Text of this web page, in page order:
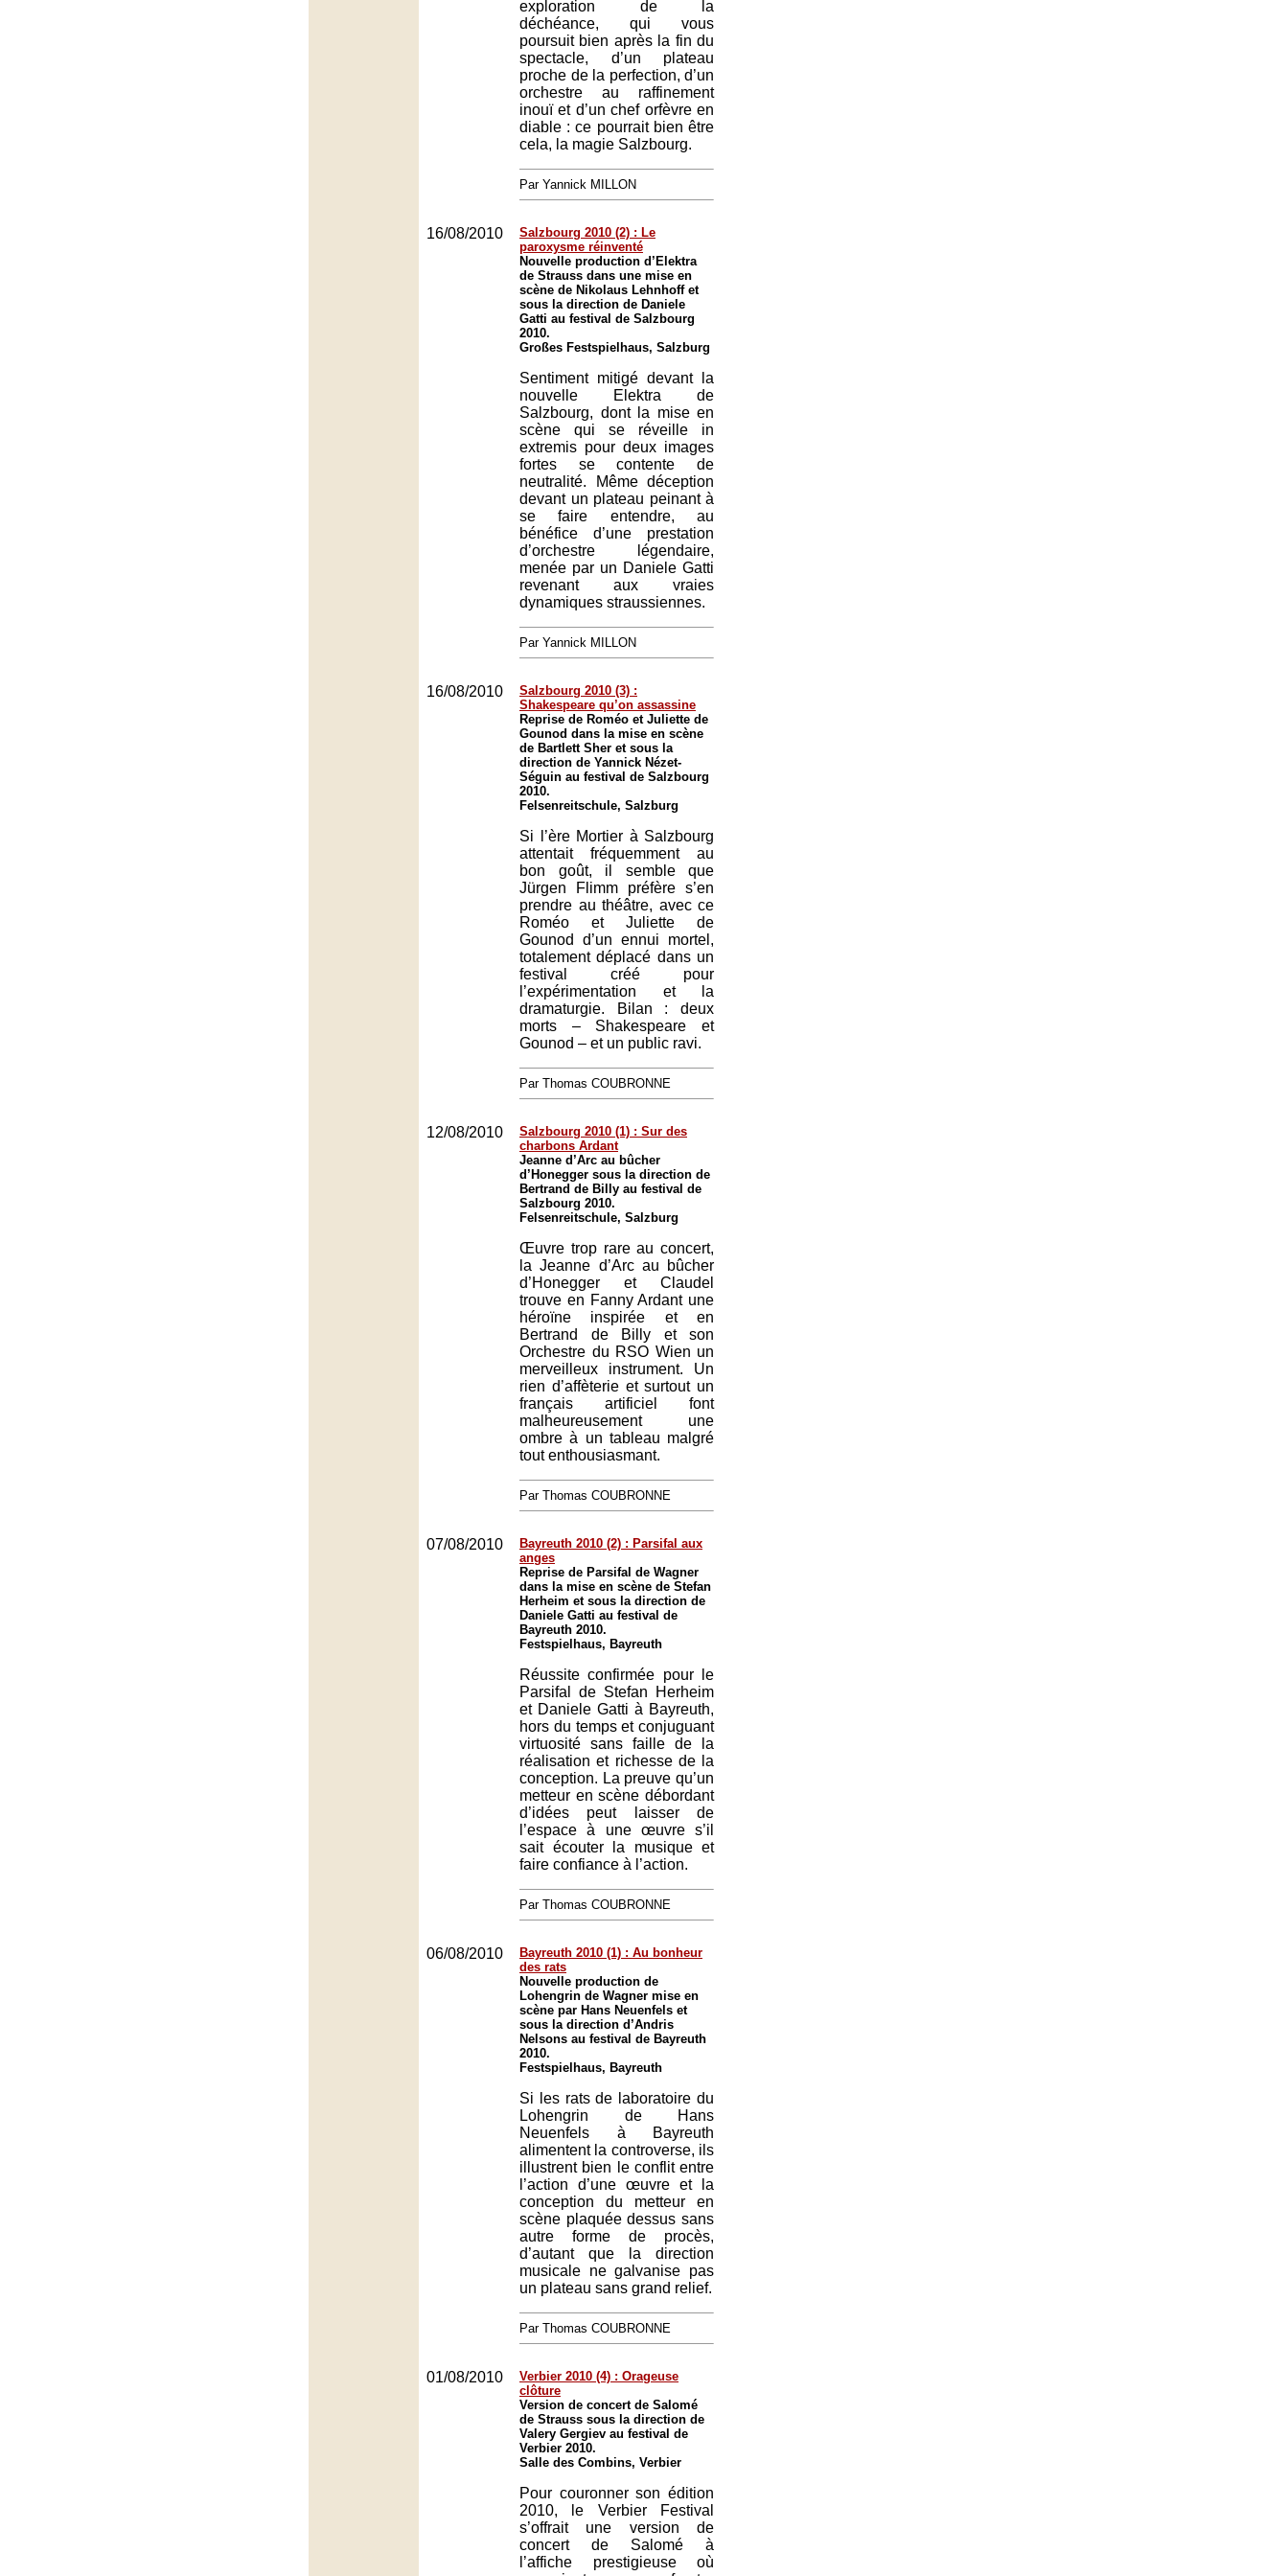
exploration de la
déchéance, qui vous
poursuit bien après la fin du
spectacle, d’un plateau
proche de la perfection, d’un
orchestre au raffinement
inouï et d’un chef orfèvre en
diable : ce pourrait bien être
cela, la magie Salzbourg.
Par Yannick MILLON
16/08/2010
Salzbourg 2010 (2) : Le
paroxysme réinventé
Nouvelle production d’Elektra
de Strauss dans une mise en
scène de Nikolaus Lehnhoff et
sous la direction de Daniele
Gatti au festival de Salzbourg
2010.
Großes Festspielhaus, Salzburg
Sentiment mitigé devant la
nouvelle Elektra de
Salzbourg, dont la mise en
scène qui se réveille in
extremis pour deux images
fortes se contente de
neutralité. Même déception
devant un plateau peinant à
se faire entendre, au
bénéfice d’une prestation
d’orchestre légendaire,
menée par un Daniele Gatti
revenant aux vraies
dynamiques straussiennes.
Par Yannick MILLON
16/08/2010
Salzbourg 2010 (3) :
Shakespeare qu’on assassine
Reprise de Roméo et Juliette de
Gounod dans la mise en scène
de Bartlett Sher et sous la
direction de Yannick Nézet-
Séguin au festival de Salzbourg
2010.
Felsenreitschule, Salzburg
Si l’ère Mortier à Salzbourg
attentait fréquemment au
bon goût, il semble que
Jürgen Flimm préfère s’en
prendre au théâtre, avec ce
Roméo et Juliette de
Gounod d’un ennui mortel,
totalement déplacé dans un
festival créé pour
l’expérimentation et la
dramaturgie. Bilan : deux
morts – Shakespeare et
Gounod – et un public ravi.
Par Thomas COUBRONNE
12/08/2010
Salzbourg 2010 (1) : Sur des
charbons Ardant
Jeanne d’Arc au bûcher
d’Honegger sous la direction de
Bertrand de Billy au festival de
Salzbourg 2010.
Felsenreitschule, Salzburg
Œuvre trop rare au concert,
la Jeanne d’Arc au bûcher
d’Honegger et Claudel
trouve en Fanny Ardant une
héroïne inspirée et en
Bertrand de Billy et son
Orchestre du RSO Wien un
merveilleux instrument. Un
rien d’affèterie et surtout un
français artificiel font
malheureusement une
ombre à un tableau malgré
tout enthousiasmant.
Par Thomas COUBRONNE
07/08/2010
Bayreuth 2010 (2) : Parsifal aux
anges
Reprise de Parsifal de Wagner
dans la mise en scène de Stefan
Herheim et sous la direction de
Daniele Gatti au festival de
Bayreuth 2010.
Festspielhaus, Bayreuth
Réussite confirmée pour le
Parsifal de Stefan Herheim
et Daniele Gatti à Bayreuth,
hors du temps et conjuguant
virtuosité sans faille de la
réalisation et richesse de la
conception. La preuve qu’un
metteur en scène débordant
d’idées peut laisser de
l’espace à une œuvre s’il
sait écouter la musique et
faire confiance à l’action.
Par Thomas COUBRONNE
06/08/2010
Bayreuth 2010 (1) : Au bonheur
des rats
Nouvelle production de
Lohengrin de Wagner mise en
scène par Hans Neuenfels et
sous la direction d’Andris
Nelsons au festival de Bayreuth
2010.
Festspielhaus, Bayreuth
Si les rats de laboratoire du
Lohengrin de Hans
Neuenfels à Bayreuth
alimentent la controverse, ils
illustrent bien le conflit entre
l’action d’une œuvre et la
conception du metteur en
scène plaquée dessus sans
autre forme de procès,
d’autant que la direction
musicale ne galvanise pas
un plateau sans grand relief.
Par Thomas COUBRONNE
01/08/2010
Verbier 2010 (4) : Orageuse
clôture
Version de concert de Salomé
de Strauss sous la direction de
Valery Gergiev au festival de
Verbier 2010.
Salle des Combins, Verbier
Pour couronner son édition
2010, le Verbier Festival
s’offrait une version de
concert de Salomé à
l’affiche prestigieuse où